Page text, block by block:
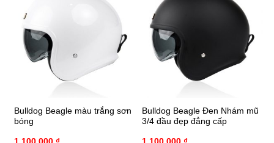
Bulldog Beagle màu trắng sơn
bóng
1,100,000 ₫
Bulldog Beagle Đen Nhám mũ
3/4 đầu đẹp đẳng cấp
1,100,000 ₫